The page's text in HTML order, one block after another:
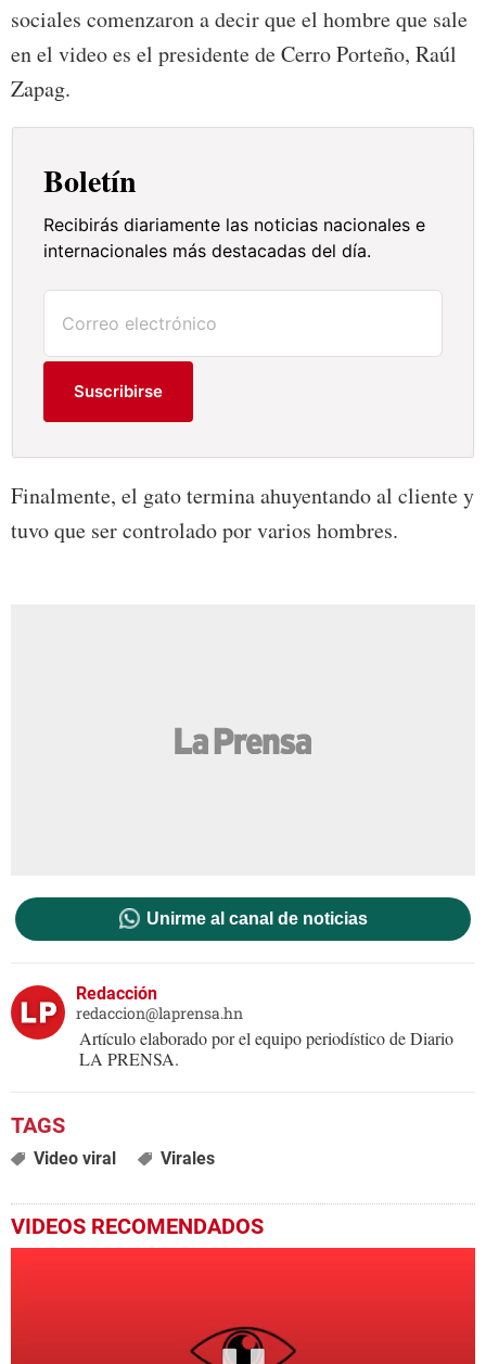
sociales comenzaron a decir que el hombre que sale
en el video es el presidente de Cerro Porteño, Raúl
Zapag.
Boletín
Recibirás diariamente las noticias nacionales e
internacionales más destacadas del día.
Suscribirse
Finalmente, el gato termina ahuyentando al cliente y
tuvo que ser controlado por varios hombres.
Unirme al canal de noticias
Redacción
redaccion@laprensa.hn
Artículo elaborado por el equipo periodístico de Diario
LA PRENSA.
Video viral Virales
VIDEOS RECOMENDADOS